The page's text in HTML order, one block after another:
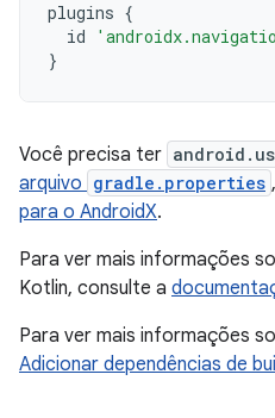
plugins {
id
}
Você precisa ter
arquivo gradle.properties
para o AndroidX.
Para ver mais informações
Kotlin, consulte a
Para ver mais informações
Adicionar dependências de